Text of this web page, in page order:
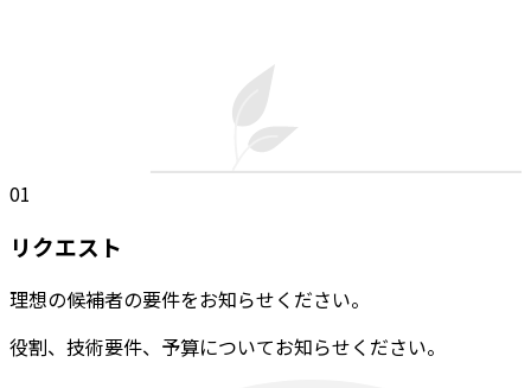
01
リクエスト
理想の候補者の要件をお知らせください。
役割、技術要件、予算についてお知らせください。